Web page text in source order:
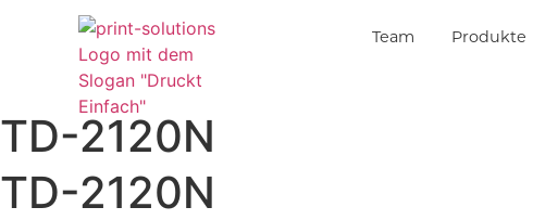
Team Produkte
TD-2120N
TD-2120N